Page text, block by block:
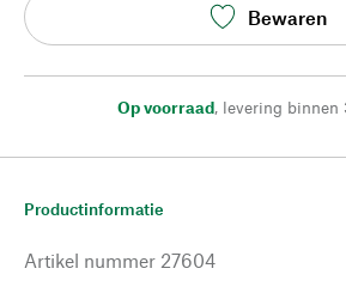
Bewaren
Op voorraad, levering binnen
Productinformatie
Artikel nummer 27604